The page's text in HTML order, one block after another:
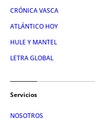
CRÓNICA VASCA
ATLÁNTICO HOY
HULE Y MANTEL
LETRA GLOBAL
Servicios
NOSOTROS